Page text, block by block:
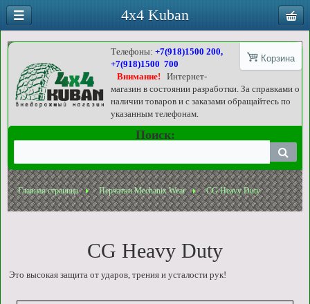
Корзина
Телефоны:+7(918)1500 200,
+7(918)1500 700
Внимание!
Интернет-
магазин в состоянии разработки. За справками о
наличии товаров и с заказами обращайтесь по
указанным телефонам.
Поиск:
Главная страница Перчатки Mechanix Wear CG Heavy Duty
CG Heavy Duty
Это высокая защита от ударов, трения и усталости рук!
4x4 Kuban